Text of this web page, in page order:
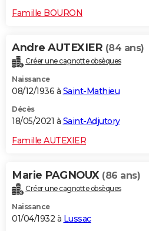
Famille BOURON
Andre AUTEXIER (84 ans)
Créer une cagnotte obsèques
Naissance
08/12/1936 à Saint-Mathieu
Décès
18/05/2021 à Saint-Adjutory
Famille AUTEXIER
Marie PAGNOUX (86 ans)
Créer une cagnotte obsèques
Naissance
01/04/1932 à Lussac